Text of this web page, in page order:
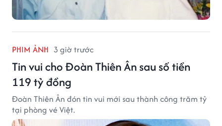
PHIM ẢNH 3 giờ trước
Tin vui cho Đoàn Thiên Ân sau số tiền
119 tỷ đồng
Đoàn Thiên Ân đón tin vui mới sau thành công trăm tỷ
tại phòng vé Việt.